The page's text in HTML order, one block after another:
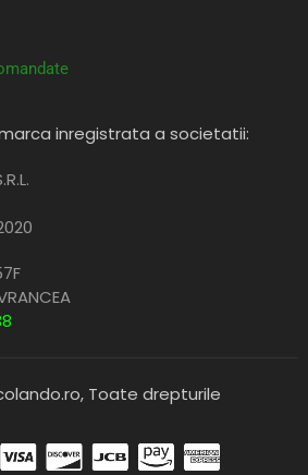
inregistrata a societatii:
Toate drepturile